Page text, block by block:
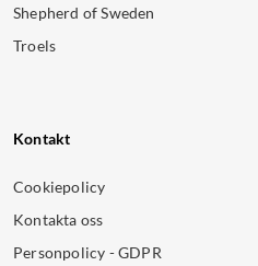
Shepherd of Sweden
Troels
Kontakt
Cookiepolicy
Kontakta oss
Personpolicy - GDPR